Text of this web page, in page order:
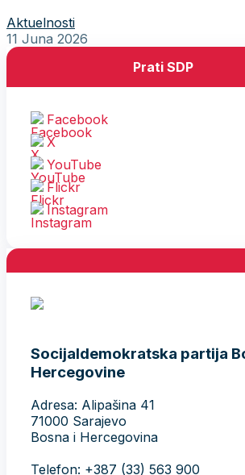
Aktuelnosti
11 Juna 2026
Prati SDP
Facebook
X
YouTube
Flickr
Instagram
Socijaldemokratska partija
Hercegovine
Adresa: Alipašina 41
71000 Sarajevo
Bosna i Hercegovina
Telefon: +387 (33) 563 900